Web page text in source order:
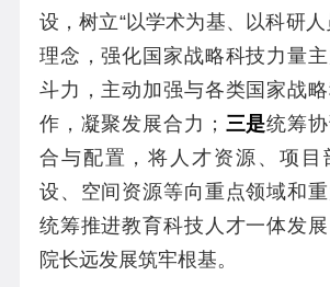
设，树立“以学术为基、以科研人
理念，强化国家战略科技力量
斗力，主动加强与各类国家战
作，凝聚发展合力； 三是统筹
合与配置，将人才资源、项目
设、空间资源等向重点领域和重
统筹推进教育科技人才一体发
院长远发展筑牢根基。